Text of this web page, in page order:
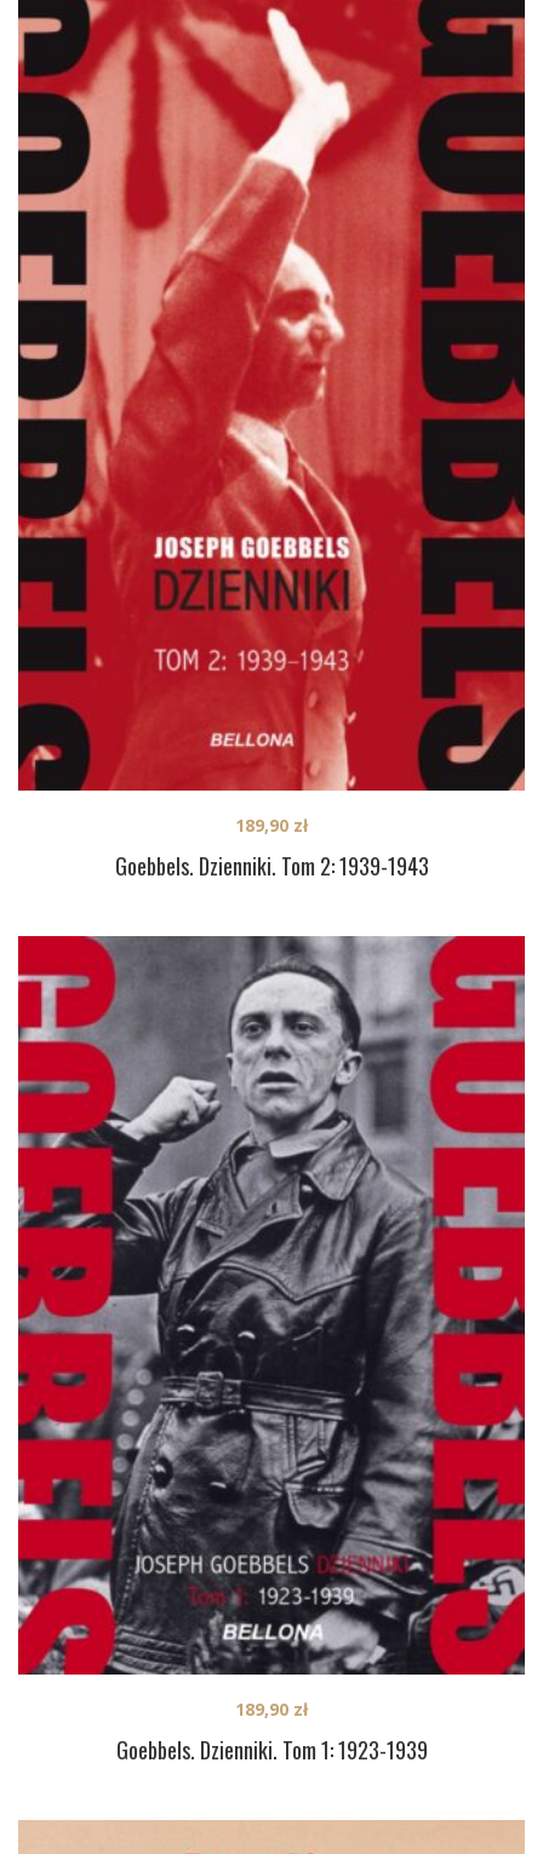
Goebbels. Dzienniki. Tom 2: 1939-1943
189,90 zł
Goebbels. Dzienniki. Tom 1: 1923-1939
189,90 zł